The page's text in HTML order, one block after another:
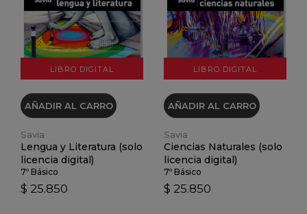
LIBRO DIGITAL
AÑADIR AL CARRO
Savia
Lengua y Literatura (solo
licencia digital)
7º Básico
$ 25.850
LIBRO DIGITAL
AÑADIR AL CARRO
Savia
Ciencias Naturales (solo
licencia digital)
7º Básico
$ 25.850